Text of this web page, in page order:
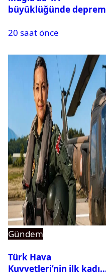
büyüklüğünde deprem
20 saat önce
Gündem
Türk Hava
Kuvvetleri’nin ilk kadın